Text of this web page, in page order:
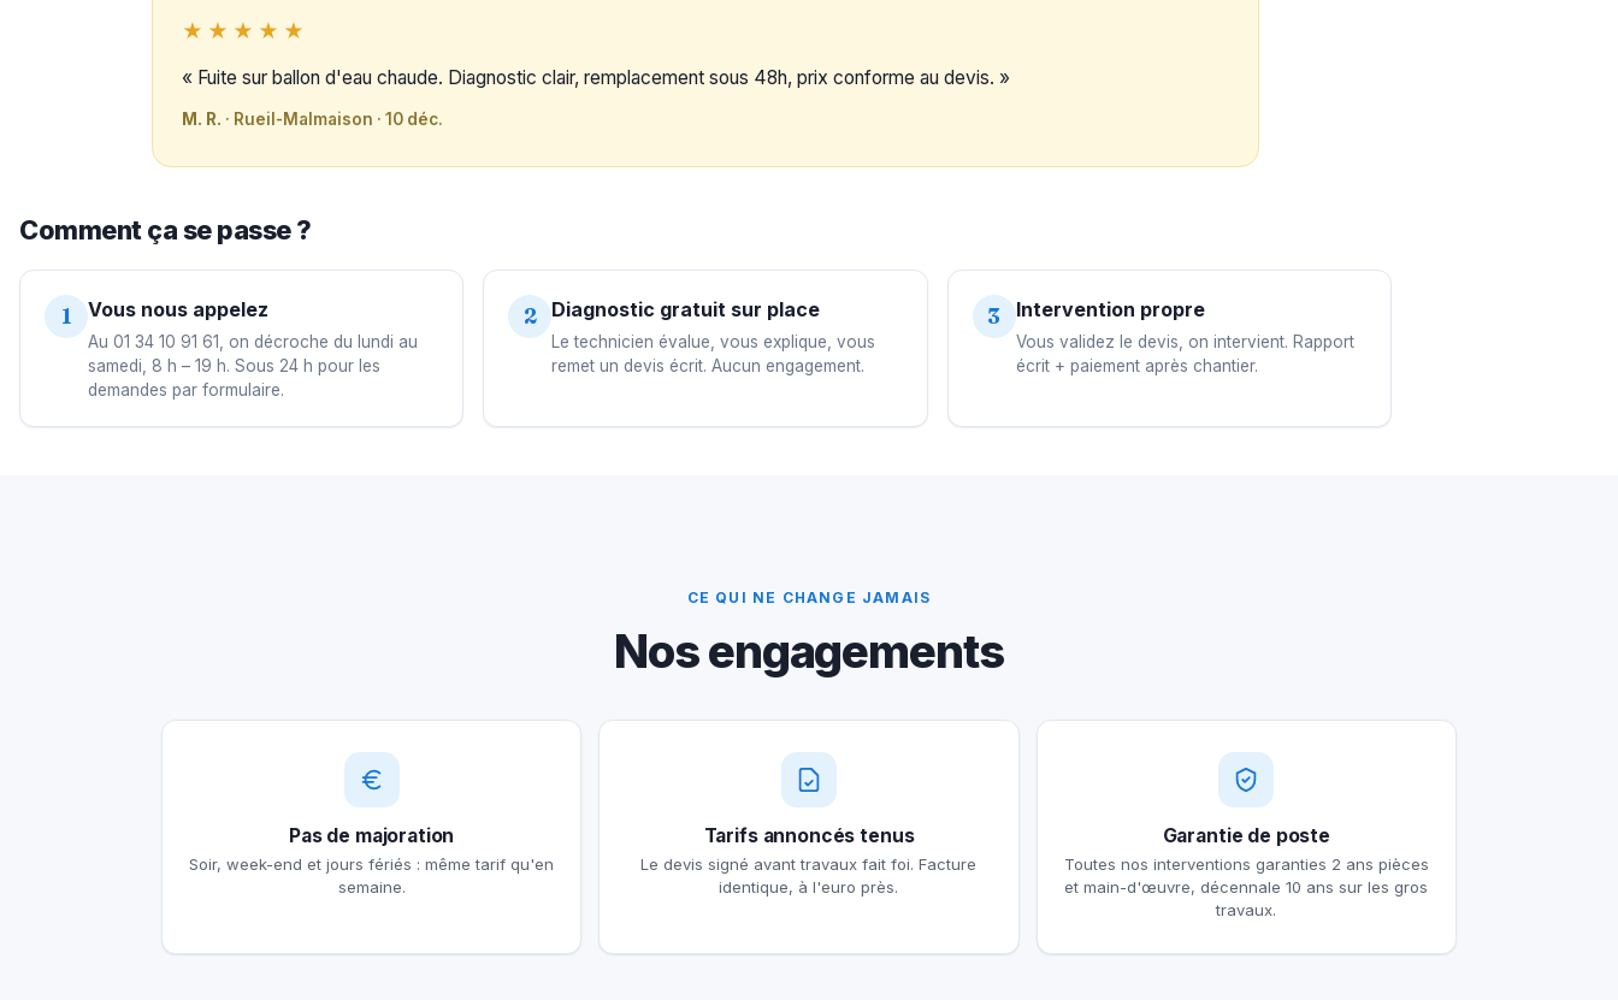
★★★★★
« Fuite sur ballon d'eau chaude. Diagnostic clair, remplacement sous 48h, prix conforme au devis. »
M. R. · Rueil-Malmaison · 10 déc.
Comment ça se passe ?
1 Vous nous appelez
Au 01 34 10 91 61, on décroche du lundi au
samedi, 8 h – 19 h. Sous 24 h pour les
demandes par formulaire.
2 Diagnostic gratuit sur place
Le technicien évalue, vous explique, vous
remet un devis écrit. Aucun engagement.
3 Intervention propre
Vous validez le devis, on intervient. Rapport
écrit + paiement après chantier.
CE QUI NE CHANGE JAMAIS
Nos engagements
Pas de majoration
Soir, week-end et jours fériés : même tarif qu'en
semaine.
Tarifs annoncés tenus
Le devis signé avant travaux fait foi. Facture
identique, à l'euro près.
Garantie de poste
Toutes nos interventions garanties 2 ans pièces
et main-d'œuvre, décennale 10 ans sur les gros
travaux.